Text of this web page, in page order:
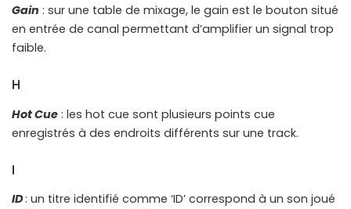
Gain : sur une table de mixage, le gain est le bouton situé
en entrée de canal permettant d’amplifier un signal trop
faible.
H
Hot Cue : les hot cue sont plusieurs points cue
enregistrés à des endroits différents sur une track.
I
ID: un titre identifié comme ‘ID’ correspond à un son joué